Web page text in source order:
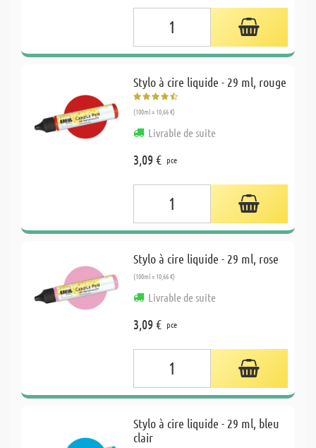
Stylo à cire liquide - 29 ml, rouge
(100ml = 10,66 €)
Livrable de suite
3,09 € pce
Stylo à cire liquide - 29 ml, rose
(100ml = 10,66 €)
Livrable de suite
3,09 € pce
Stylo à cire liquide - 29 ml, bleu
clair